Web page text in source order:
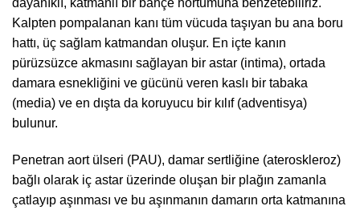
dayanıklı, katmanlı bir bahçe hortumuna benzetebiliriz.
Kalpten pompalanan kanı tüm vücuda taşıyan bu ana boru
hattı, üç sağlam katmandan oluşur. En içte kanın
pürüzsüzce akmasını sağlayan bir astar (intima), ortada
damara esnekliğini ve gücünü veren kaslı bir tabaka
(media) ve en dışta da koruyucu bir kılıf (adventisya)
bulunur.
Penetran aort ülseri (PAU), damar sertliğine (ateroskleroz)
bağlı olarak iç astar üzerinde oluşan bir plağın zamanla
çatlayıp aşınması ve bu aşınmanın damarın orta katmanına